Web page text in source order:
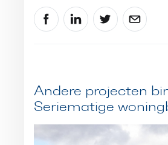
Andere projecten
Seriematige